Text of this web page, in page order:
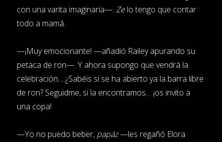
con una varita imaginaria—.Zelo tengo que contar
todo a mamá.
—¡Muy emocionante! —añadió Railey apurando su
petaca de ron—. Y ahora supongo que vendrá la
celebración… ¿Sabéis si se ha abierto ya la barra libre
de ron? Seguidme, si la encontramos… ¡os invito a
una copa!
—Yo no puedo beber, papáz—les regañó Elora